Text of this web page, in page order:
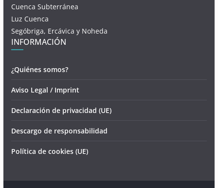
Cuenca Subterránea
Luz Cuenca
Segóbriga, Ercávica y Noheda
INFORMACIÓN
¿Quiénes somos?
Aviso Legal / Imprint
Declaración de privacidad (UE)
Descargo de responsabilidad
Política de cookies (UE)